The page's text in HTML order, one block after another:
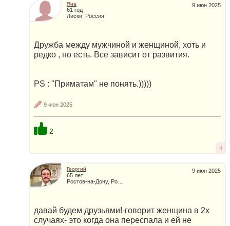
9 июн 2025
Яна
61 год
Лиски, Россия
Дружба между мужчиной и женщиной, хоть и
редко , но есть. Все зависит от развития.
PS : "Приматам" не понять.)))))
9 июн 2025
2
4
9 июн 2025
Георгий
65 лет
давай будем друзьями!-говорит женщина в 2х
случаях- это когда она переспала и ей не